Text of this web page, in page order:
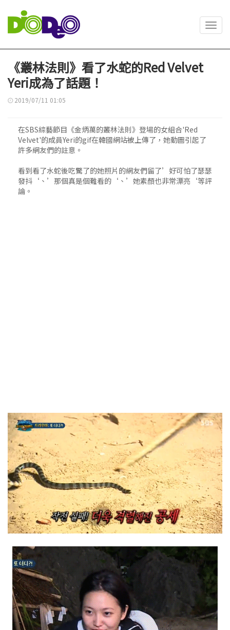
《叢林法則》看了水蛇的Red Velvet
Yeri成為了話題！
2019/07/11 01:05
在SBS綜藝節目《金炳萬的叢林法則》登場的女組合'Red
Velvet'的成員Yeri的gif在韓國網站被上傳了，她動圖引起了
許多網友們的註意。
看到看了水蛇後吃驚了的她照片的網友們留了’好可怕了瑟瑟
發抖‘、’那個真是個難看的‘、’她素顏也非常漂亮‘等評
論。